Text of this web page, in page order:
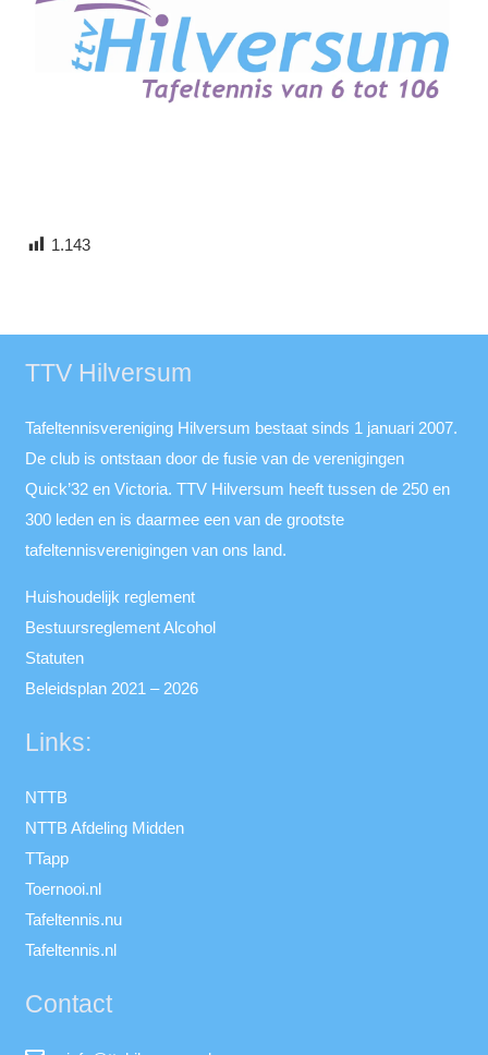
1.143
TTV Hilversum
Tafeltennisvereniging Hilversum bestaat sinds 1 januari 2007.
De club is ontstaan door de fusie van de verenigingen
Quick’32 en Victoria. TTV Hilversum heeft tussen de 250 en
300 leden en is daarmee een van de grootste
tafeltennisverenigingen van ons land.
Huishoudelijk reglement
Bestuursreglement Alcohol
Statuten
Beleidsplan 2021 – 2026
Links:
NTTB
NTTB Afdeling Midden
TTapp
Toernooi.nl
Tafeltennis.nu
Tafeltennis.nl
Contact